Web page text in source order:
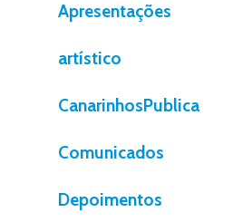
Apresentações
artístico
CanarinhosPublica
Comunicados
Depoimentos